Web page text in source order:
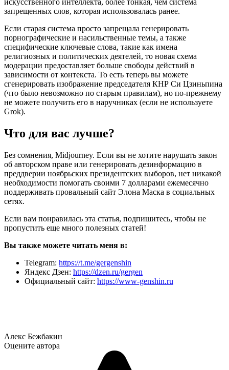
искусственного интеллекта, более тонкая, чем система
запрещенных слов, которая использовалась ранее.
Если старая система просто запрещала генерировать
порнографические и насильственные темы, а также
специфические ключевые слова, такие как имена
религиозных и политических деятелей, то новая схема
модерации предоставляет больше свободы действий в
зависимости от контекста. То есть теперь вы можете
сгенерировать изображение председателя КНР Си Цзиньпина
(что было невозможно по старым правилам), но по-прежнему
не можете получить его в наручниках (если не используете
Grok).
Что для вас лучше?
Без сомнения, Midjourney. Если вы не хотите нарушать закон
об авторском праве или генерировать дезинформацию в
преддверии ноябрьских президентских выборов, нет никакой
необходимости помогать своими 7 долларами ежемесячно
поддерживать провальный сайт Элона Маска в социальных
сетях.
Если вам понравилась эта статья, подпишитесь, чтобы не
пропустить еще много полезных статей!
Вы также можете читать меня в:
Telegram: https://t.me/gergenshin
Яндекс Дзен: https://dzen.ru/gergen
Официальный сайт: https://www-genshin.ru
Алекс Бежбакин
Оцените автора